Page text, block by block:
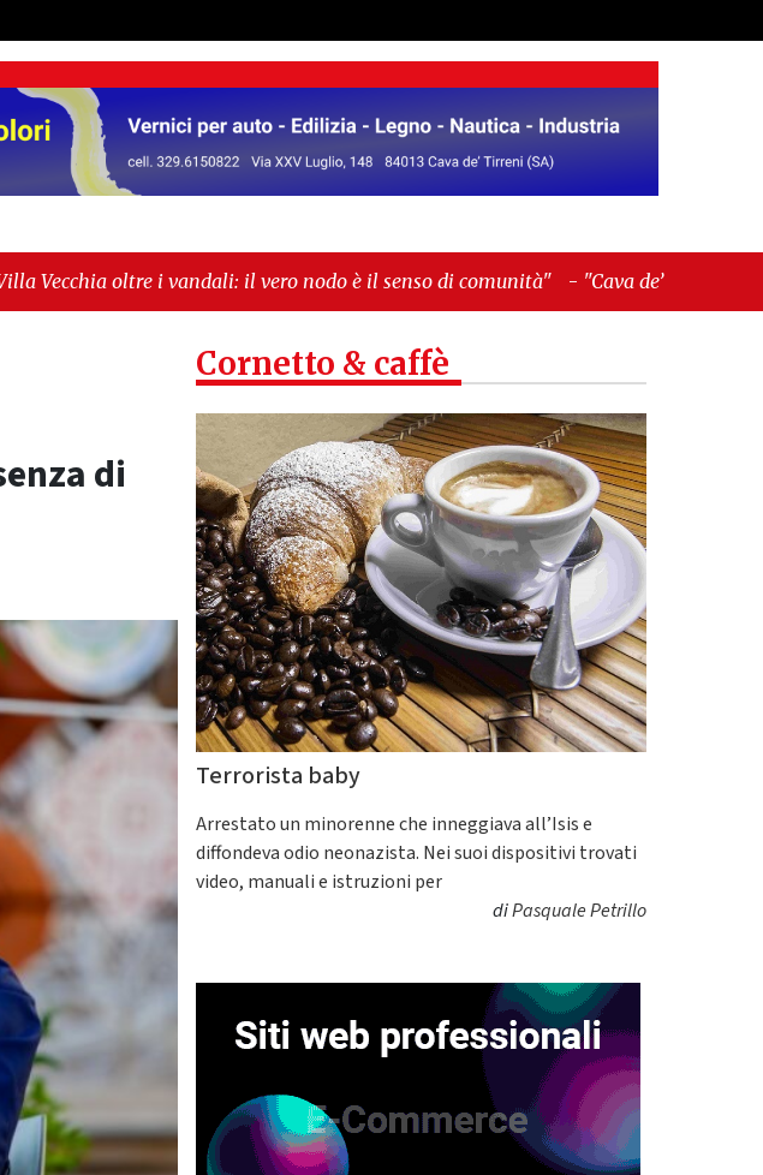
il vero nodo è il senso di comunità" -"Cava de’ Tirreni, La Fratellanza
di
Cornetto & caffè
Terrorista baby
Arrestato un minorenne che inneggiava all’Isis e
diffondeva odio neonazista. Nei suoi dispositivi trovati
video, manuali e istruzioni per
diPasquale Petrillo